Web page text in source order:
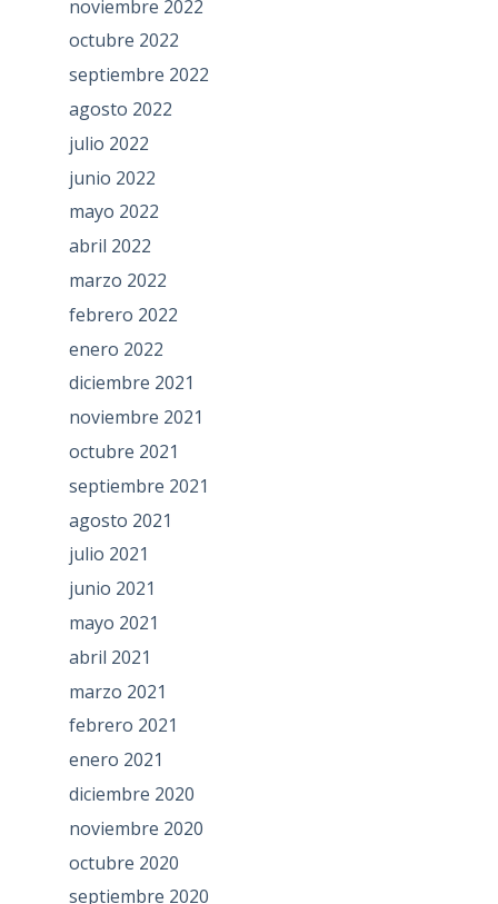
noviembre 2022
octubre 2022
septiembre 2022
agosto 2022
julio 2022
junio 2022
mayo 2022
abril 2022
marzo 2022
febrero 2022
enero 2022
diciembre 2021
noviembre 2021
octubre 2021
septiembre 2021
agosto 2021
julio 2021
junio 2021
mayo 2021
abril 2021
marzo 2021
febrero 2021
enero 2021
diciembre 2020
noviembre 2020
octubre 2020
septiembre 2020